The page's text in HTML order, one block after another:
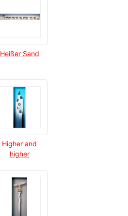
Heißer Sand
Higher and
higher